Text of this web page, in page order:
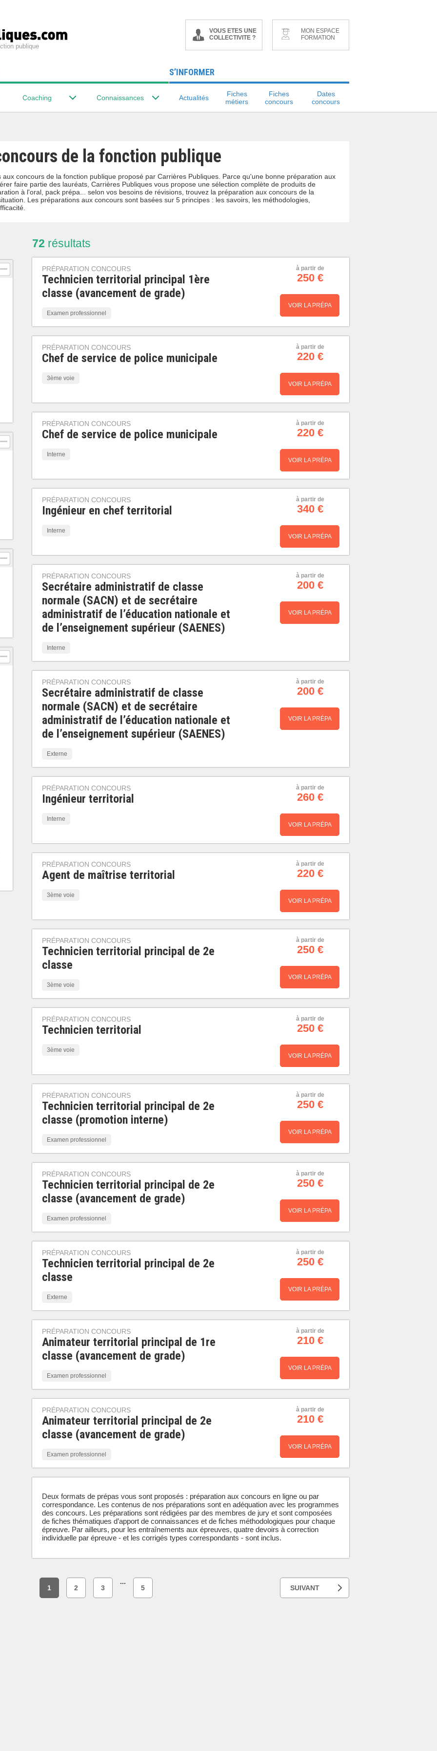
publique
VOUS ETES UNE
COLLECTIVITE ?
MON ESPACE
FORMATION
Coaching Connaissances
S’INFORMER
Actualités
Fiches
métiers
Fiches
concours
Dates
concours
de la fonction publique
concours de la fonction publique proposé par Carrières Publiques. Parce qu'une bonne préparation aux
faire partie des lauréats, Carrières Publiques vous propose une sélection complète de produits de
à l'oral, pack prépa... selon vos besoins de révisions, trouvez la préparation aux concours de la
Les préparations aux concours sont basées sur 5 principes : les savoirs, les méthodologies,
72 résultats
PRÉPARATION CONCOURS
Technicien territorial principal 1ère
classe (avancement de grade)
Examen professionnel
à partir de
250 €
VOIR LA PRÉPA
PRÉPARATION CONCOURS
Chef de service de police municipale
3ème voie
à partir de
220 €
VOIR LA PRÉPA
PRÉPARATION CONCOURS
Chef de service de police municipale
Interne
à partir de
220 €
VOIR LA PRÉPA
PRÉPARATION CONCOURS
Ingénieur en chef territorial
Interne
à partir de
340 €
VOIR LA PRÉPA
PRÉPARATION CONCOURS
Secrétaire administratif de classe
normale (SACN) et de secrétaire
administratif de l’éducation nationale et
de l’enseignement supérieur (SAENES)
Interne
à partir de
200 €
VOIR LA PRÉPA
PRÉPARATION CONCOURS
Secrétaire administratif de classe
normale (SACN) et de secrétaire
administratif de l’éducation nationale et
de l’enseignement supérieur (SAENES)
Externe
à partir de
200 €
VOIR LA PRÉPA
PRÉPARATION CONCOURS
Ingénieur territorial
Interne
à partir de
260 €
VOIR LA PRÉPA
PRÉPARATION CONCOURS
Agent de maîtrise territorial
3ème voie
à partir de
220 €
VOIR LA PRÉPA
PRÉPARATION CONCOURS
Technicien territorial principal de 2e
classe
3ème voie
à partir de
250 €
VOIR LA PRÉPA
PRÉPARATION CONCOURS
Technicien territorial
3ème voie
à partir de
250 €
VOIR LA PRÉPA
PRÉPARATION CONCOURS
Technicien territorial principal de 2e
classe (promotion interne)
Examen professionnel
à partir de
250 €
VOIR LA PRÉPA
PRÉPARATION CONCOURS
Technicien territorial principal de 2e
classe (avancement de grade)
Examen professionnel
à partir de
250 €
VOIR LA PRÉPA
PRÉPARATION CONCOURS
Technicien territorial principal de 2e
classe
Externe
à partir de
250 €
VOIR LA PRÉPA
PRÉPARATION CONCOURS
Animateur territorial principal de 1re
classe (avancement de grade)
Examen professionnel
à partir de
210 €
VOIR LA PRÉPA
PRÉPARATION CONCOURS
Animateur territorial principal de 2e
classe (avancement de grade)
Examen professionnel
à partir de
210 €
VOIR LA PRÉPA
Deux formats de prépas vous sont proposés : préparation aux concours en ligne ou par
correspondance. Les contenus de nos préparations sont en adéquation avec les programmes
des concours. Les préparations sont rédigées par des membres de jury et sont composées
de fiches thématiques d’apport de connaissances et de fiches méthodologiques pour chaque
épreuve. Par ailleurs, pour les entraînements aux épreuves, quatre devoirs à correction
individuelle par épreuve - et les corrigés types correspondants - sont inclus.
1 2 3
...
5
SUIVANT